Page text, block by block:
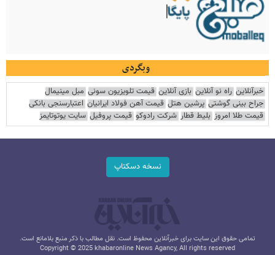
وبگردی
خبرآنلاین راه نو آنلاین بازی آنلاین قیمت تلویزیون سونی مبل مینیمال
جراح بینی گوشتی پرشین هتل قیمت آهن فولاد ایرانیان اعتبارسنجی بانکی
قیمت طلا امروز بلیط قطار شرکت رادوکو قیمت پروفیل سایت یوتوتایمز
نسخه دسکتاپ
تمامی حقوق این سایت برای خبرآنلاین محفوظ است. نقل مطالب با ذکر منبع بلامانع است.
Copyright © 2025 khabaronline News Agancy, All rights reserved